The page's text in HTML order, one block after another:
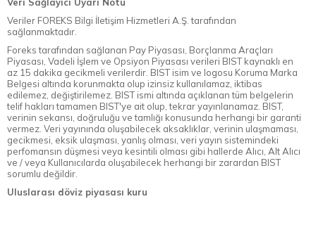
Veri Sağlayıcı Uyarı Notu
Veriler FOREKS Bilgi İletişim Hizmetleri A.Ş. tarafından
sağlanmaktadır.
Foreks tarafından sağlanan Pay Piyasası, Borçlanma Araçları
Piyasası, Vadeli İşlem ve Opsiyon Piyasası verileri BIST kaynaklı en
az 15 dakika gecikmeli verilerdir. BIST isim ve logosu Koruma Marka
Belgesi altında korunmakta olup izinsiz kullanılamaz, iktibas
edilemez, değiştirilemez. BIST ismi altında açıklanan tüm belgelerin
telif hakları tamamen BIST'ye ait olup, tekrar yayınlanamaz. BIST,
verinin sekansı, doğruluğu ve tamlığı konusunda herhangi bir garanti
vermez. Veri yayınında oluşabilecek aksaklıklar, verinin ulaşmaması,
gecikmesi, eksik ulaşması, yanlış olması, veri yayın sistemindeki
perfomansın düşmesi veya kesintili olması gibi hallerde Alıcı, Alt Alıcı
ve / veya Kullanıcılarda oluşabilecek herhangi bir zarardan BIST
sorumlu değildir.
Uluslarası döviz piyasası kuru